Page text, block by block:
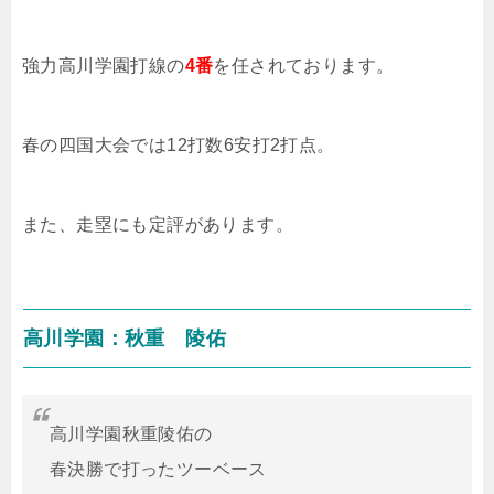
強力高川学園打線の4番を任されております。
春の四国大会では12打数6安打2打点。
また、走塁にも定評があります。
高川学園：秋重 陵佑
高川学園秋重陵佑の
春決勝で打ったツーベース